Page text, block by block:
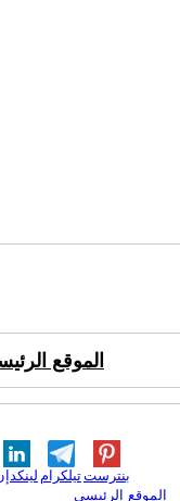
الموقع
تيلكرامبنترست
الموقع الرئيسي